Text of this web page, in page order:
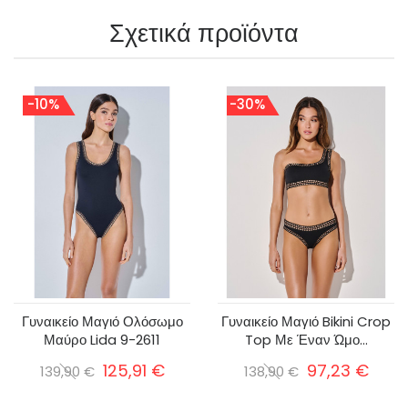
Σχετικά προϊόντα
-10%
Γυναικείο Μαγιό Ολόσωμο
Μαύρο Lida 9-2611
139,90 € 125,91 €
-30%
Γυναικείο Μαγιό Bikini Crop
Top Με Έναν Ώμο...
138,90 € 97,23 €